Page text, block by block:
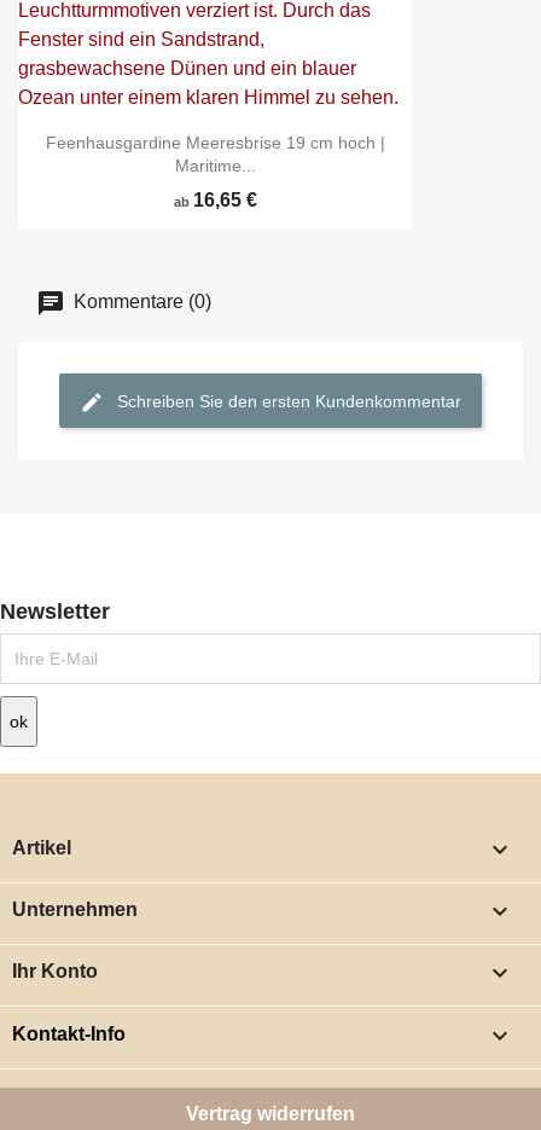
Feenhausgardine Meeresbrise 19 cm hoch |
Maritime...
ab 16,65 €
Kommentare (0)
Schreiben Sie den ersten Kundenkommentar
Newsletter
Artikel 
Unternehmen 
Ihr Konto 
Kontakt-Info keyboard_arrow_down
Vertrag widerrufen